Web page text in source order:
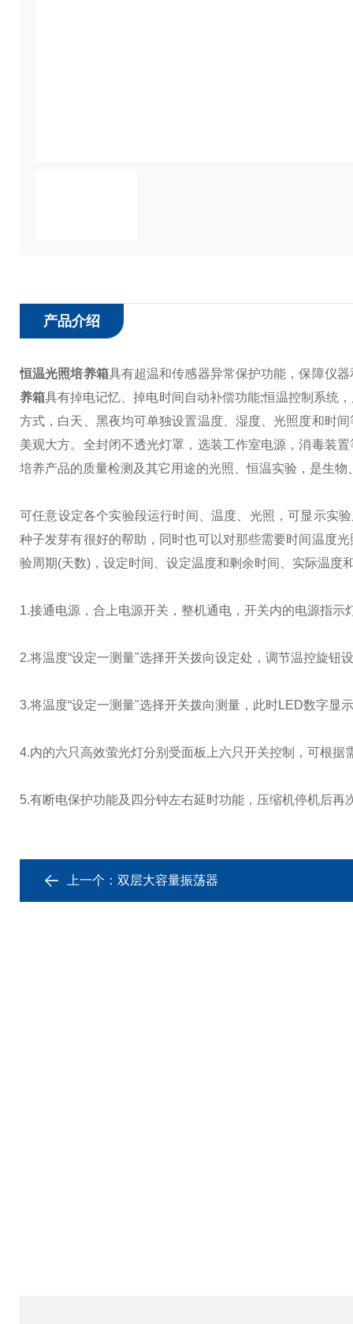
产品介绍
恒温光照培养箱具有超温和传感器异常保护功能，保障仪
养箱具有掉电记忆、掉电时间自动补偿功能;恒温控制系统
方式，白天、黑夜均可单独设置温度、湿度、光照度和时
美观大方。全封闭不透光灯罩，选装工作室电源，消毒装
培养产品的质量检测及其它用途的光照、恒温实验，是生
可任意设定各个实验段运行时间、温度、光照，可显示实
种子发芽有很好的帮助，同时也可以对那些需要时间温度
验周期(天数)，设定时间、设定温度和剩余时间、实际温
1.接通电源，合上电源开关，整机通电，开关内的电源指
2.将温度“设定一测量"选择开关拨向设定处，调节温控旋
3.将温度“设定一测量"选择开关拨向测量，此时LED数字显
4.内的六只高效萤光灯分别受面板上六只开关控制，可根
5.有断电保护功能及四分钟左右延时功能，压缩机停机后
上一个： 双层大容量振荡器